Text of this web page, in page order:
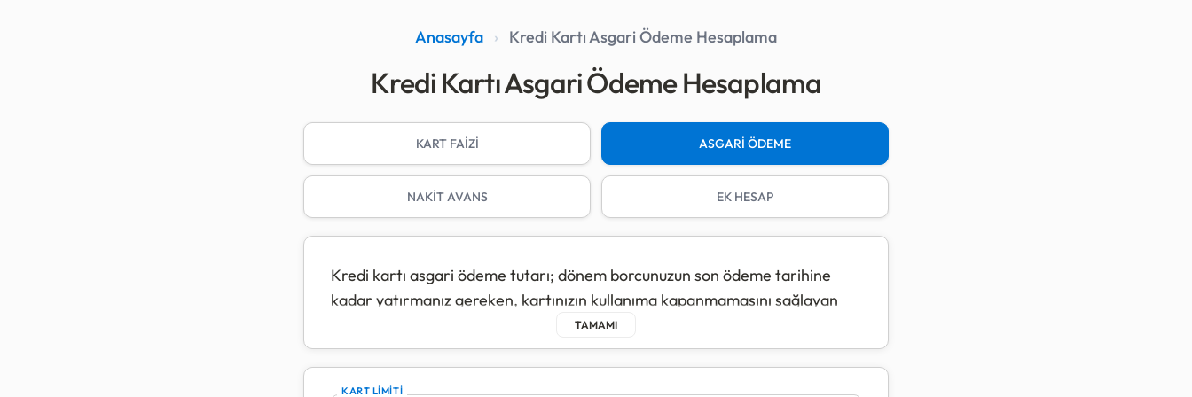
Anasayfa › Kredi Kartı Asgari Ödeme Hesaplama
Kredi Kartı Asgari Ödeme Hesaplama
KART FAİZİ ASGARİ ÖDEME
NAKİT AVANS EK HESAP
Kredi kartı asgari ödeme tutarı; dönem borcunuzun son ödeme tarihine
kadar yatırmanız gereken, kartınızın kullanıma kapanmamasını sağlayan
belirlenir: 50.000 TL ve altındaki limitli kartlarda oran
KART LİMİTİ